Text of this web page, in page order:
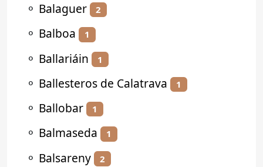
⚬ Balaguer 2
⚬ Balboa 1
⚬ Ballariáin 1
⚬ Ballesteros de Calatrava 1
⚬ Ballobar 1
⚬ Balmaseda 1
⚬ Balsareny 2